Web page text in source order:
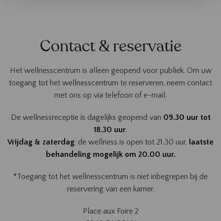
Contact & reservatie
Het wellnesscentrum is alleen geopend voor publiek. Om uw
toegang tot het wellnesscentrum te reserveren, neem contact
met ons op via telefoon of e-mail.
De wellnessreceptie is dagelijks geopend van 09.30 uur tot
18.30 uur.
Vrijdag & zaterdag: de wellness is open tot 21.30 uur,
laatste
behandeling mogelijk om 20.00 uur.
*Toegang tot het wellnesscentrum is niet inbegrepen bij de
reservering van een kamer.
Place aux Foire 2